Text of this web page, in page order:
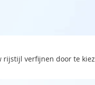
verfijnen door te